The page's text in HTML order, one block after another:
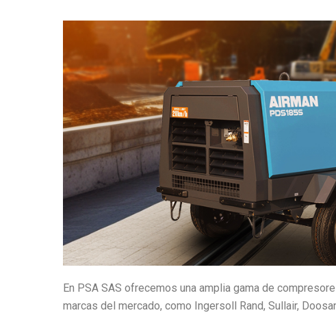
En PSA SAS ofrecemos una amplia gama de
marcas del mercado, como Ingersoll Rand, Sullair,